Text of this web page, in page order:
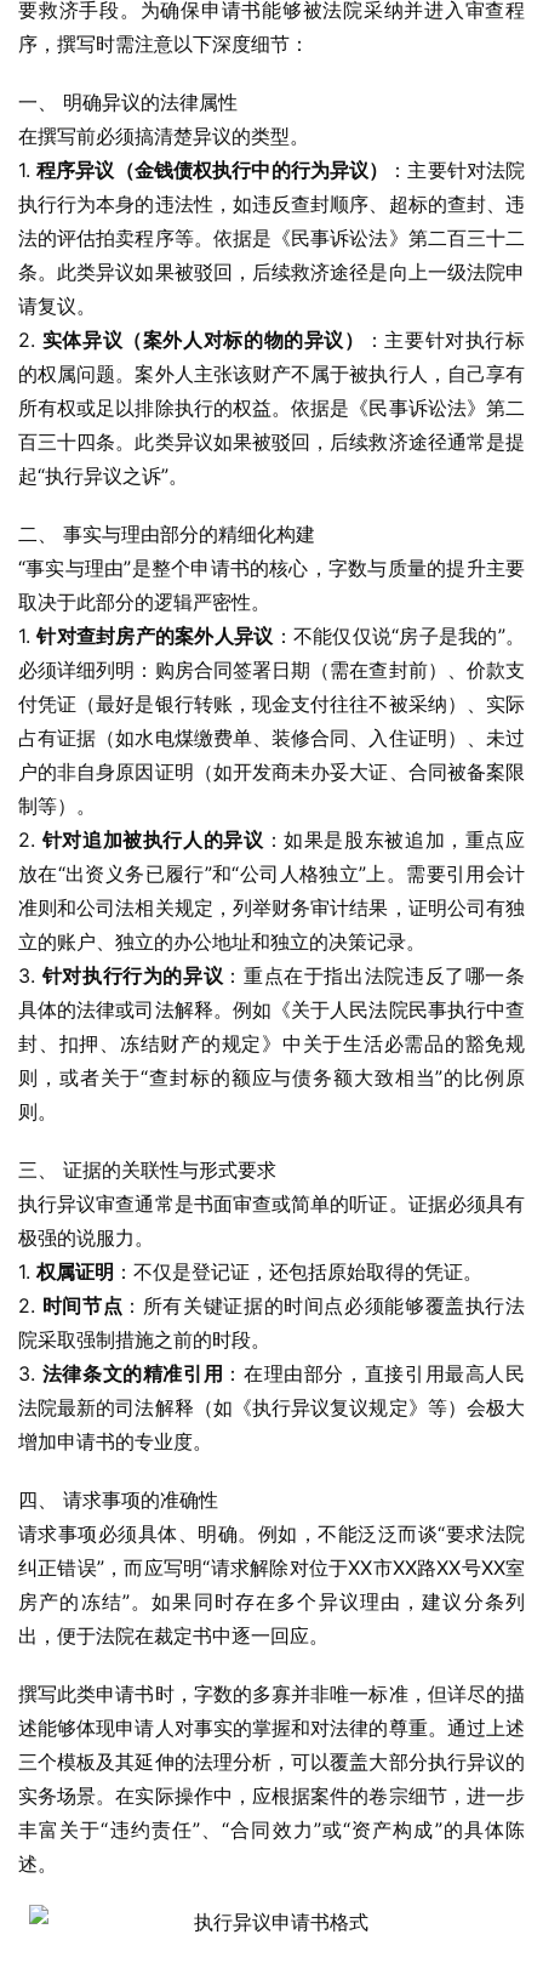
要救济手段。为确保申请书能够被法院采纳并进入审查程
序，撰写时需注意以下深度细节：
一、 明确异议的法律属性
在撰写前必须搞清楚异议的类型。
1. 程序异议（金钱债权执行中的行为异议）
：主要针对法院
执行行为本身的违法性，如违反查封顺序、超标的查封、违
法的评估拍卖程序等。依据是《民事诉讼法》第二百三十二
条。此类异议如果被驳回，后续救济途径是向上一级法院申
请复议。
2. 实体异议（案外人对标的物的异议）
：主要针对执行标
的权属问题。案外人主张该财产不属于被执行人，自己享有
所有权或足以排除执行的权益。依据是《民事诉讼法》第二
百三十四条。此类异议如果被驳回，后续救济途径通常是提
起“执行异议之诉”。
二、 事实与理由部分的精细化构建
“事实与理由”是整个申请书的核心，字数与质量的提升主要
取决于此部分的逻辑严密性。
1. 针对查封房产的案外人异议 ：不能仅仅说“房子是我的”。
必须详细列明：购房合同签署日期（需在查封前）、价款支
付凭证（最好是银行转账，现金支付往往不被采纳）、实际
占有证据（如水电煤缴费单、装修合同、入住证明）、未过
户的非自身原因证明（如开发商未办妥大证、合同被备案限
制等）。
2. 针对追加被执行人的异议 ：如果是股东被追加，重点应
放在“出资义务已履行”和“公司人格独立”上。需要引用会计
准则和公司法相关规定，列举财务审计结果，证明公司有独
立的账户、独立的办公地址和独立的决策记录。
3. 针对执行行为的异议 ：重点在于指出法院违反了哪一条
具体的法律或司法解释。例如《关于人民法院民事执行中查
封、扣押、冻结财产的规定》中关于生活必需品的豁免规
则，或者关于“查封标的额应与债务额大致相当”的比例原
则。
三、 证据的关联性与形式要求
执行异议审查通常是书面审查或简单的听证。证据必须具有
极强的说服力。
1. 权属证明 ：不仅是登记证，还包括原始取得的凭证。
2. 时间节点 ：所有关键证据的时间点必须能够覆盖执行法
院采取强制措施之前的时段。
3. 法律条文的精准引用 ：在理由部分，直接引用最高人民
法院最新的司法解释（如《执行异议复议规定》等）会极大
增加申请书的专业度。
四、 请求事项的准确性
请求事项必须具体、明确。例如，不能泛泛而谈“要求法院
纠正错误”，而应写明“请求解除对位于XX市XX路XX号XX室
房产的冻结”。如果同时存在多个异议理由，建议分条列
出，便于法院在裁定书中逐一回应。
撰写此类申请书时，字数的多寡并非唯一标准，但详尽的描
述能够体现申请人对事实的掌握和对法律的尊重。通过上述
三个模板及其延伸的法理分析，可以覆盖大部分执行异议的
实务场景。在实际操作中，应根据案件的卷宗细节，进一步
丰富关于“违约责任”、“合同效力”或“资产构成”的具体陈
述。